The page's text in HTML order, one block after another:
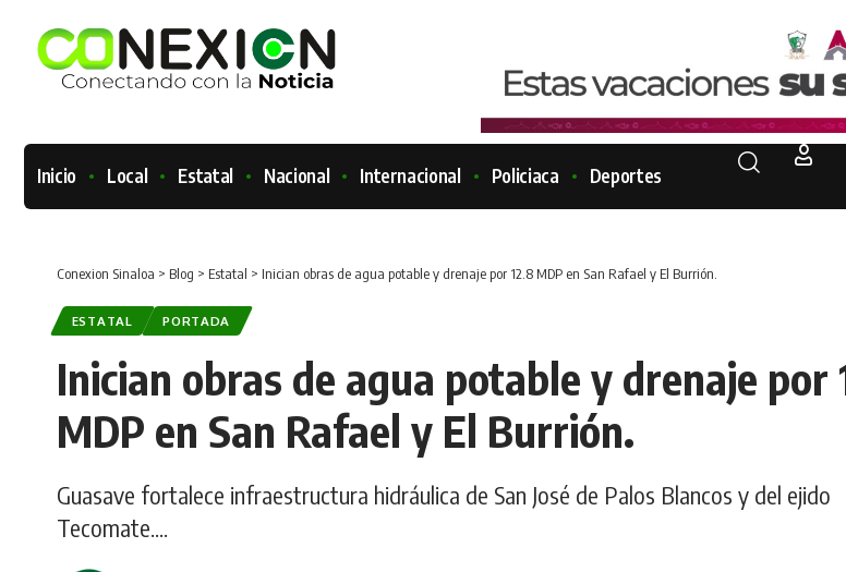
Inicio Local Estatal Nacional Internacional Policiaca Deportes
Conexion Sinaloa > Blog > Estatal > Inician obras de agua potable y drenaje por 12.8 MDP en San Rafael y El Burrión.
ESTATAL PORTADA
Inician obras de agua potable y drenaje por
MDP en San Rafael y El Burrión.
Guasave fortalece infraestructura hidráulica de San José de Palos Blancos y del ejido
Tecomate....